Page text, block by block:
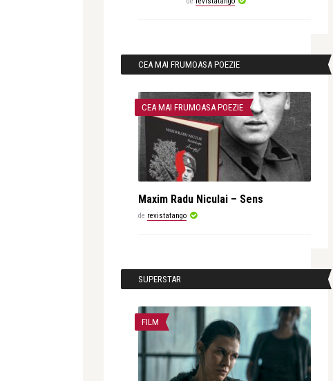
CEA MAI FRUMOASA POEZIE
CEA MAI FRUMOASA POEZIE
Maxim Radu Niculai – Sens
de revistatango
SUPERSTAR
FILM